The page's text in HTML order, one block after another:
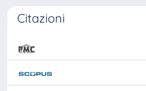
Citazioni